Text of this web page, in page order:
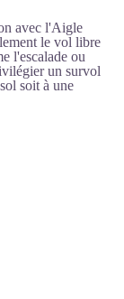
avec l'Aigle
le vol libre
l'escalade ou
un survol
soit à une